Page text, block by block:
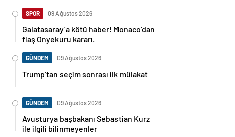
SPOR 09 Ağustos 2026
Galatasaray’a kötü haber! Monaco’dan
flaş Onyekuru kararı.
GÜNDEM 09 Ağustos 2026
Trump’tan seçim sonrası ilk mülakat
GÜNDEM 09 Ağustos 2026
Avusturya başbakanı Sebastian Kurz
ile ilgili bilinmeyenler